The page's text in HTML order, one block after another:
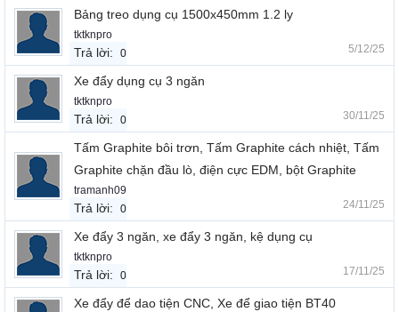
Bảng treo dụng cụ 1500x450mm 1.2 ly
tktknpro
Trả lời: 0 5/12/25
Xe đẩy dụng cụ 3 ngăn
tktknpro
Trả lời: 0 30/11/25
Tấm Graphite bôi trơn, Tấm Graphite cách nhiệt, Tấm
Graphite chặn đầu lò, điện cực EDM, bột Graphite
tramanh09
Trả lời: 0 24/11/25
Xe đẩy 3 ngăn, xe đẩy 3 ngăn, kệ dụng cụ
tktknpro
Trả lời: 0 17/11/25
Xe đẩy để dao tiện CNC, Xe để giao tiện BT40